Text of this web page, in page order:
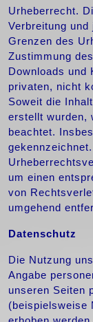
Urheberrecht.
Verbreitung
Grenzen des
Zustimmung
Downloads und
privaten, nicht
Soweit die
erstellt wurden,
beachtet.
um einen
von
umgehend
Datenschutz
Die Nutzung
Angabe
unseren Seiten
(beispielsweise